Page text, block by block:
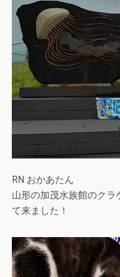
RN おかあたん
山形の加茂水族館のクラ
て来ました！